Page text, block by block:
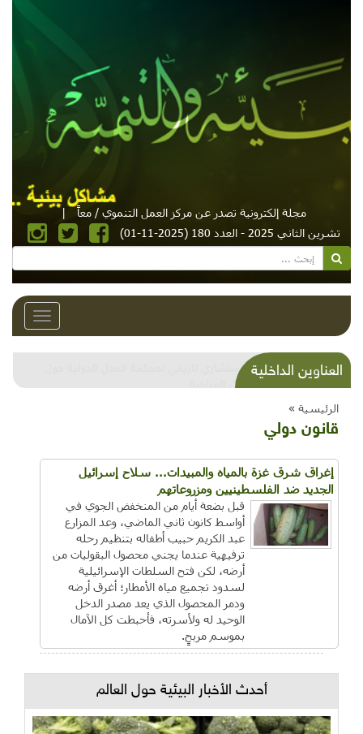
مجلة إلكترونية تصدر عن مركز العمل التنموي / معاً
|
تشرين الثاني 2025 - العدد 180 (2025-11-01)
Toggle
العناوين الداخليةشذرات بيئية وتنموية...بنية تحتية وحلويات قبيحة
وحاكورة ونوبل وزيتون و"سيباط"
الرئيسية »
قانون دولي
إغراق شرق غزة بالمياه والمبيدات... سلاح إسرائيل
الجديد ضد الفلسطينيين ومزروعاتهم
قبل بضعة أيام من المنخفض الجوي في
أواسط كانون ثاني الماضي، وعد المزارع
عبد الكريم حبيب أطفاله بتنظيم رحله
ترفيهية عندما يجني محصول البقوليات من
أرضه، لكن فتح السلطات الإسرائيلية
لسدود تجميع مياه الأمطار؛ أغرق أرضه
ودمر المحصول الذي يعد مصدر الدخل
الوحيد له ولأسرته، فأحبطت كل الآمال
بموسم مربحٍ.
أحدث الأخبار البيئية حول العالم